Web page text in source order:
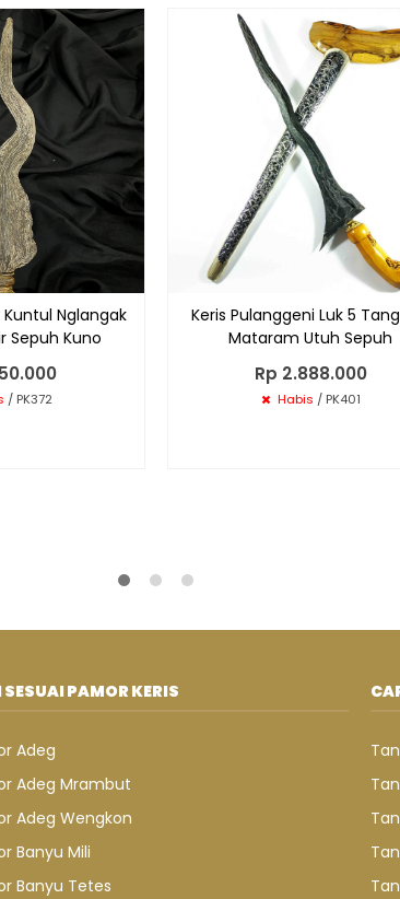
Nglangak
Sepuh Kuno
/ PK372
Keris Pulanggeni Luk 5
Mataram Utuh Sepuh
Rp 2.888.000
Habis / PK401
SESUAI PAMOR KERIS
Adeg
Adeg Mrambut
Adeg Wengkon
Banyu Mili
Banyu Tetes